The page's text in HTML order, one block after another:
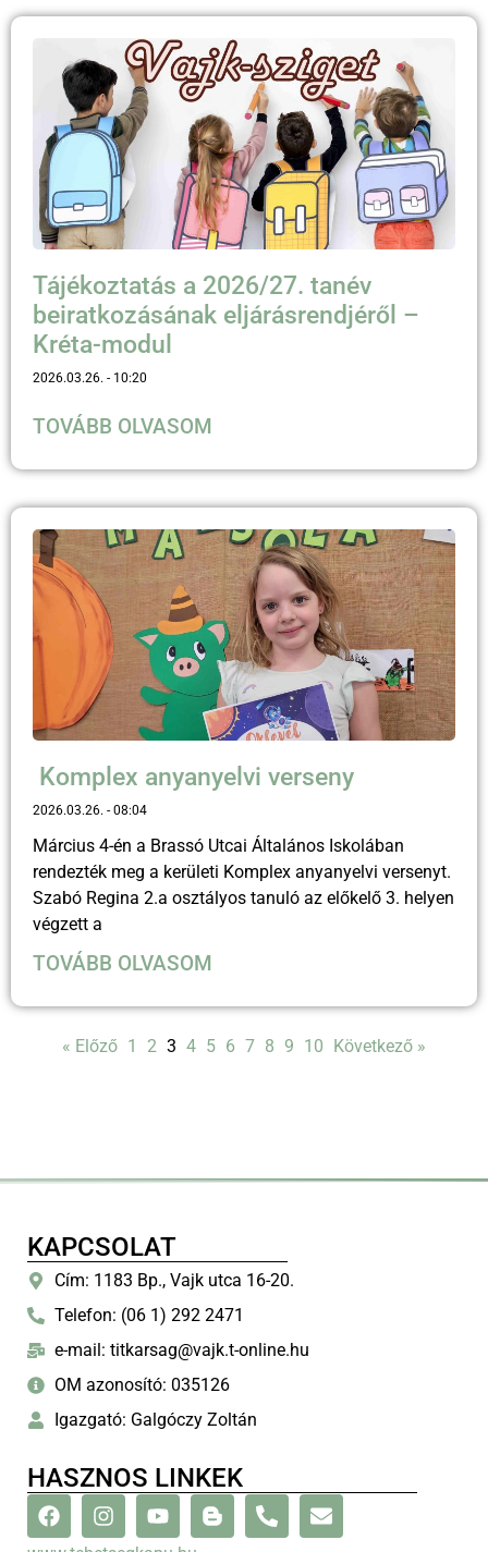
Tájékoztatás a 2026/27. tanév
beiratkozásának eljárásrendjéről –
Kréta-modul
2026.03.26. 10:20
TOVÁBB OLVASOM
Komplex anyanyelvi verseny
2026.03.26. 08:04
Március 4-én a Brassó Utcai Általános Iskolában
rendezték meg a kerületi Komplex anyanyelvi versenyt.
Szabó Regina 2.a osztályos tanuló az előkelő 3. helyen
végzett a
TOVÁBB OLVASOM
« Előző 1 2 3 4 5 6 7 8 9 10 Következő »
KAPCSOLAT
Cím: 1183 Bp., Vajk utca 16-20.
Telefon: (06 1) 292 2471
e-mail: titkarsag@vajk.t-online.hu
OM azonosító: 035126
Igazgató: Galgóczy Zoltán
HASZNOS LINKEK